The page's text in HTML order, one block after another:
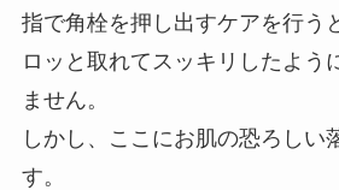
指で角栓を押し出すケアを行う
ロッと取れてスッキリしたよう
ません。
しかし、ここにお肌の恐ろしい
す。